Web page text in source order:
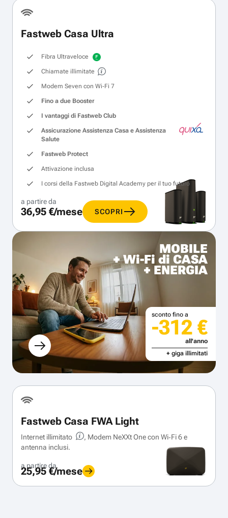
Fastweb Casa Ultra
Fibra Ultraveloce
Chiamate illimitate
Modem Seven con Wi‑Fi 7
Fino a due Booster
I vantaggi di Fastweb Club
Assicurazione Assistenza Casa e Assistenza
Salute
Fastweb Protect
Attivazione inclusa
I corsi della Fastweb Digital Academy per il tuo futuro
a partire da
36,95 €/mese SCOPRI
MOBILE
+ Wi-Fi di CASA
+ ENERGIA
sconto fino a
-312 €
all'anno
+ giga illimitati
Fastweb Casa FWA Light
Internet illimitato
, Modem NeXXt One con Wi‑Fi 6 e
antenna inclusi.
a partire da
25,95 €/mese